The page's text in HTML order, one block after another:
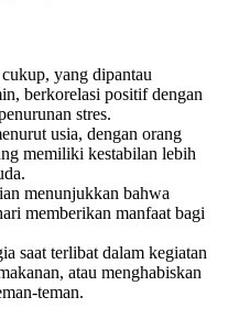
yang dipantau
berkorelasi positif dengan
stres.
usia, dengan orang
memiliki kestabilan lebih
menunjukkan bahwa
memberikan manfaat bagi
saat terlibat dalam kegiatan
atau menghabiskan
teman.